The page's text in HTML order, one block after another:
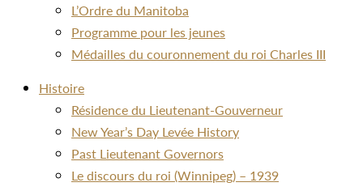
L’Ordre du Manitoba
Programme pour les jeunes
Médailles du couronnement du roi Charles III
Histoire
Résidence du Lieutenant-Gouverneur
New Year’s Day Levée History
Past Lieutenant Governors
Le discours du roi (Winnipeg) – 1939